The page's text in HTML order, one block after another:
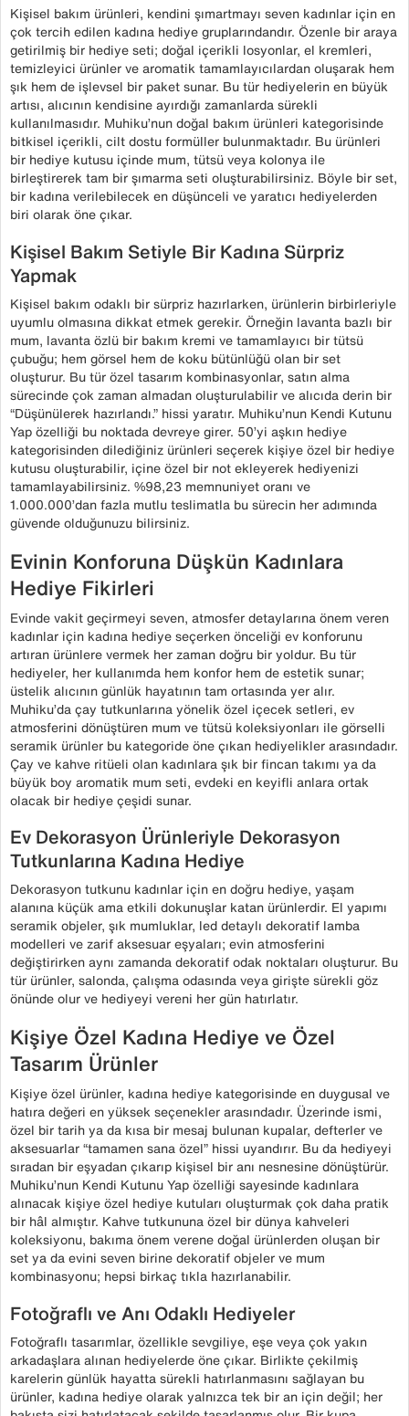
Kişisel bakım ürünleri, kendini şımartmayı seven kadınlar için en
çok tercih edilen kadına hediye gruplarındandır. Özenle bir araya
getirilmiş bir hediye seti; doğal içerikli losyonlar, el kremleri,
temizleyici ürünler ve aromatik tamamlayıcılardan oluşarak hem
şık hem de işlevsel bir paket sunar. Bu tür hediyelerin en büyük
artısı, alıcının kendisine ayırdığı zamanlarda sürekli
kullanılmasıdır. Muhiku’nun doğal bakım ürünleri kategorisinde
bitkisel içerikli, cilt dostu formüller bulunmaktadır. Bu ürünleri
bir hediye kutusu içinde mum, tütsü veya kolonya ile
birleştirerek tam bir şımarma seti oluşturabilirsiniz. Böyle bir set,
bir kadına verilebilecek en düşünceli ve yaratıcı hediyelerden
biri olarak öne çıkar.
Kişisel Bakım Setiyle Bir Kadına Sürpriz
Yapmak
Kişisel bakım odaklı bir sürpriz hazırlarken, ürünlerin birbirleriyle
uyumlu olmasına dikkat etmek gerekir. Örneğin lavanta bazlı bir
mum, lavanta özlü bir bakım kremi ve tamamlayıcı bir tütsü
çubuğu; hem görsel hem de koku bütünlüğü olan bir set
oluşturur. Bu tür özel tasarım kombinasyonlar, satın alma
sürecinde çok zaman almadan oluşturulabilir ve alıcıda derin bir
“Düşünülerek hazırlandı.” hissi yaratır. Muhiku’nun Kendi Kutunu
Yap özelliği bu noktada devreye girer. 50’yi aşkın hediye
kategorisinden dilediğiniz ürünleri seçerek kişiye özel bir hediye
kutusu oluşturabilir, içine özel bir not ekleyerek hediyenizi
tamamlayabilirsiniz. %98,23 memnuniyet oranı ve
1.000.000’dan fazla mutlu teslimatla bu sürecin her adımında
güvende olduğunuzu bilirsiniz.
Evinin Konforuna Düşkün Kadınlara
Hediye Fikirleri
Evinde vakit geçirmeyi seven, atmosfer detaylarına önem veren
kadınlar için kadına hediye seçerken önceliği ev konforunu
artıran ürünlere vermek her zaman doğru bir yoldur. Bu tür
hediyeler, her kullanımda hem konfor hem de estetik sunar;
üstelik alıcının günlük hayatının tam ortasında yer alır.
Muhiku’da çay tutkunlarına yönelik özel içecek setleri, ev
atmosferini dönüştüren mum ve tütsü koleksiyonları ile görselli
seramik ürünler bu kategoride öne çıkan hediyelikler arasındadır.
Çay ve kahve ritüeli olan kadınlara şık bir fincan takımı ya da
büyük boy aromatik mum seti, evdeki en keyifli anlara ortak
olacak bir hediye çeşidi sunar.
Ev Dekorasyon Ürünleriyle Dekorasyon
Tutkunlarına Kadına Hediye
Dekorasyon tutkunu kadınlar için en doğru hediye, yaşam
alanına küçük ama etkili dokunuşlar katan ürünlerdir. El yapımı
seramik objeler, şık mumluklar, led detaylı dekoratif lamba
modelleri ve zarif aksesuar eşyaları; evin atmosferini
değiştirirken aynı zamanda dekoratif odak noktaları oluşturur. Bu
tür ürünler, salonda, çalışma odasında veya girişte sürekli göz
önünde olur ve hediyeyi vereni her gün hatırlatır.
Kişiye Özel Kadına Hediye ve Özel
Tasarım Ürünler
Kişiye özel ürünler, kadına hediye kategorisinde en duygusal ve
hatıra değeri en yüksek seçenekler arasındadır. Üzerinde ismi,
özel bir tarih ya da kısa bir mesaj bulunan kupalar, defterler ve
aksesuarlar “tamamen sana özel” hissi uyandırır. Bu da hediyeyi
sıradan bir eşyadan çıkarıp kişisel bir anı nesnesine dönüştürür.
Muhiku’nun Kendi Kutunu Yap özelliği sayesinde kadınlara
alınacak kişiye özel hediye kutuları oluşturmak çok daha pratik
bir hâl almıştır. Kahve tutkununa özel bir dünya kahveleri
koleksiyonu, bakıma önem verene doğal ürünlerden oluşan bir
set ya da evini seven birine dekoratif objeler ve mum
kombinasyonu; hepsi birkaç tıkla hazırlanabilir.
Fotoğraflı ve Anı Odaklı Hediyeler
Fotoğraflı tasarımlar, özellikle sevgiliye, eşe veya çok yakın
arkadaşlara alınan hediyelerde öne çıkar. Birlikte çekilmiş
karelerin günlük hayatta sürekli hatırlanmasını sağlayan bu
ürünler, kadına hediye olarak yalnızca tek bir an için değil; her